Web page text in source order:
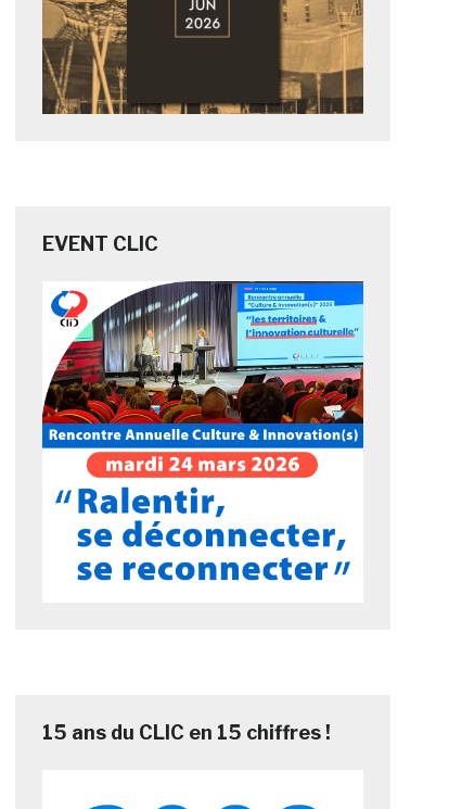
EVENT CLIC
15 ans du CLIC en 15 chiffres !